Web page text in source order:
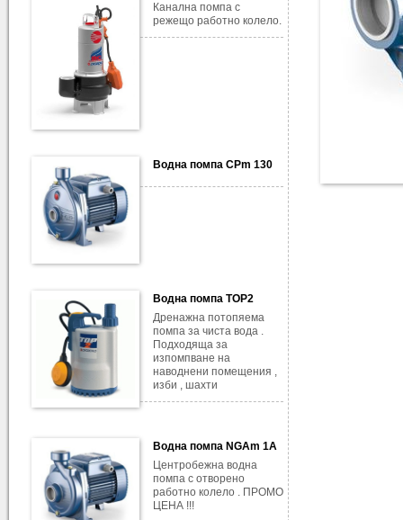
Канална помпа с
режещо работно колело.
Водна помпа CPm 130
Водна помпа TOP2
Дренажна потопяема
помпа за чиста вода .
Подходяща за
изпомпване на
наводнени помещения ,
изби , шахти
Водна помпа NGAm 1A
Центробежна водна
помпа с отворено
работно колело . ПРОМО
ЦЕНА !!!